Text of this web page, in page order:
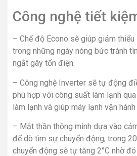
Công nghệ tiết
– Chế độ Econo sẽ giúp giảm
trong những ngày nóng bức tránh
ngắt gây tốn điện.
– Công nghệ Inverter sẽ tự động
phù hợp với công suất làm lạnh
làm lạnh và giúp máy lạnh vận
– Mắt thần thông minh dựa vào
để dò tìm sự chuyển động, trong
chuyển động sẽ tự tăng 2°C nhờ